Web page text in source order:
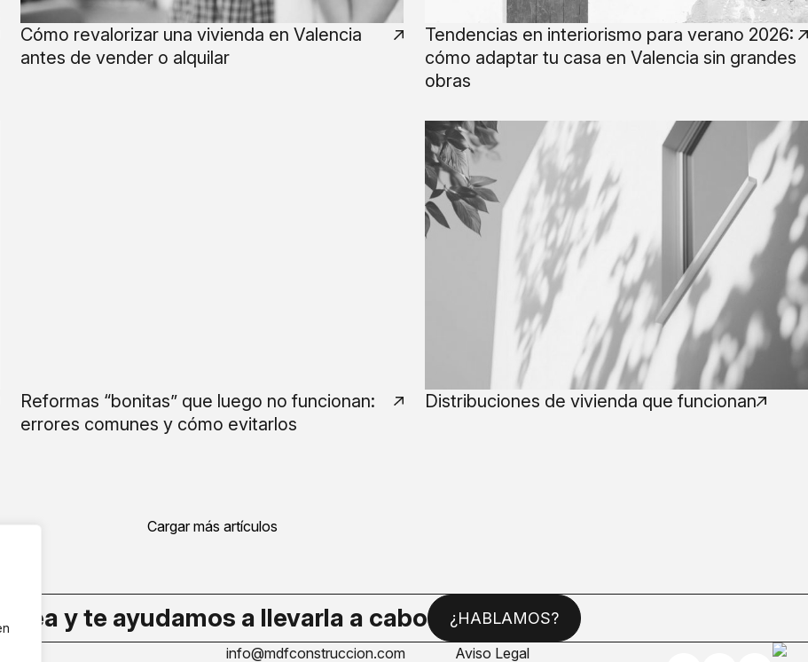
Cómo revalorizar una vivienda en Valencia
antes de vender o alquilar
Tendencias en interiorismo para verano 2026:
cómo adaptar tu casa en Valencia sin grandes
obras
Reformas “bonitas” que luego no funcionan:
errores comunes y cómo evitarlos
Distribuciones de vivienda que funcionan
Cargar más artículos
y te ayudamos a llevarla a cabo ¿HABLAMOS?
info@mdfconstruccion.com Aviso Legal